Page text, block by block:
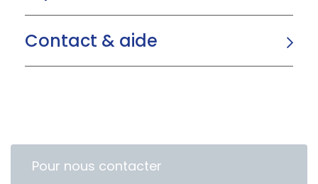
Contact & aide
Pour nous contacter